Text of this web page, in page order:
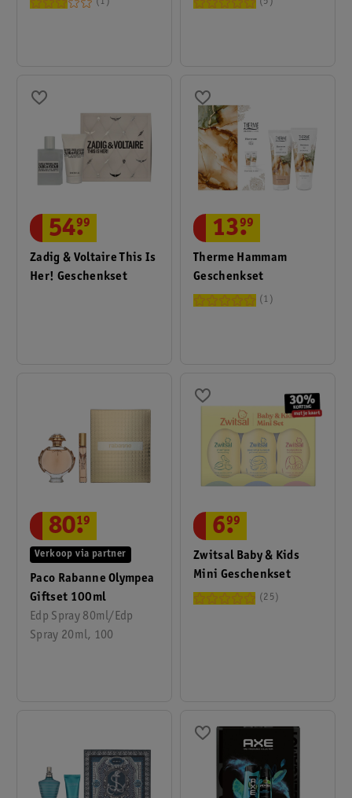
Zadig & Voltaire This Is
Her! Geschenkset
54.
99
Therme Hammam
Geschenkset
13.
99
1
Paco Rabanne Olympea
Giftset 100ml
Edp Spray 80ml/Edp
Spray 20ml, 100
Verkoop via partner
80.
19
Zwitsal Baby & Kids
Mini Geschenkset
6.
99
25